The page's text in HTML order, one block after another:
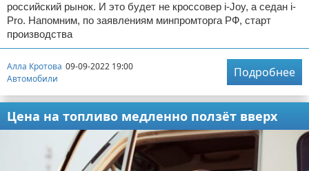
российский рынок. И это будет не кроссовер i-Joy, а седан i-
Pro. Напомним, по заявлениям минпромторга РФ, старт
производства
Алла Кротова 09-09-2022 19:00
Автомобили
Подробнее
Цена на топливо медленно ползёт вверх